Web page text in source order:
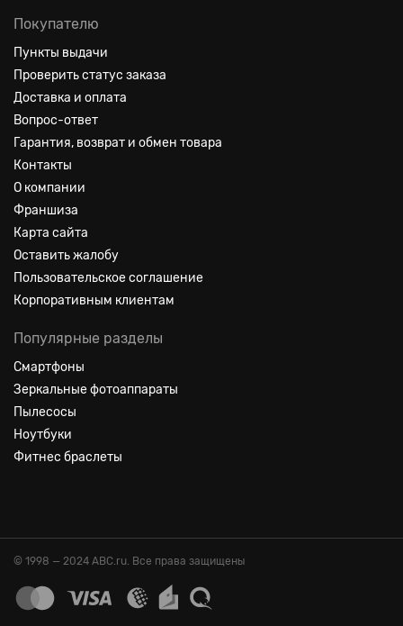
Покупателю
Пункты выдачи
Проверить статус заказа
Доставка и оплата
Вопрос-ответ
Гарантия, возврат и обмен товара
Контакты
О компании
Франшиза
Карта сайта
Оставить жалобу
Пользовательское соглашение
Корпоративным клиентам
Популярные разделы
Смартфоны
Зеркальные фотоаппараты
Пылесосы
Ноутбуки
Фитнес браслеты
© 1998 — 2024 ABC.ru. Все права защищены